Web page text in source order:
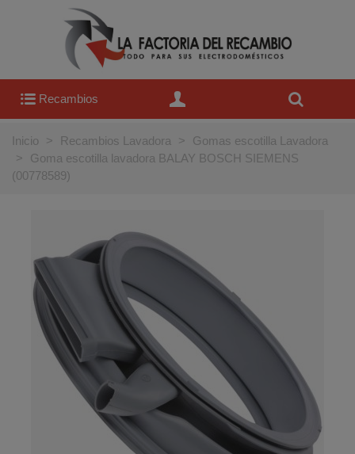
Recambios
Inicio > Recambios Lavadora >
Gomas escotilla Lavadora
>
Goma escotilla lavadora BALAY BOSCH SIEMENS
(00778589)